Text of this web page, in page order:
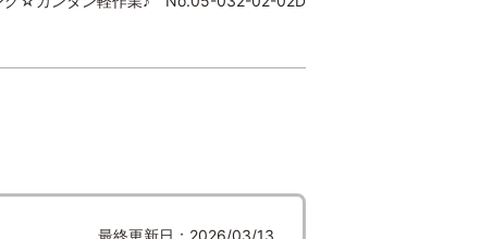
最終更新日：2026/03/13